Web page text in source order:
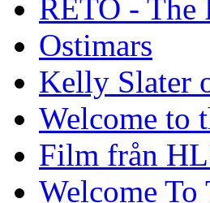
RETO - The
Ostimars
Kelly Slater
Welcome to
Film från
Welcome To